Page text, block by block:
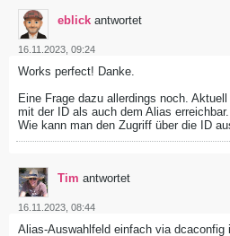
eblick antwortet
16.11.2023, 09:24
Works perfect! Danke.
Eine Frage dazu allerdings noch.
mit der ID als auch dem Alias erreichbar.
Wie kann man den Zugriff über die ID
Tim antwortet
16.11.2023, 08:44
Alias-Auswahlfeld einfach via